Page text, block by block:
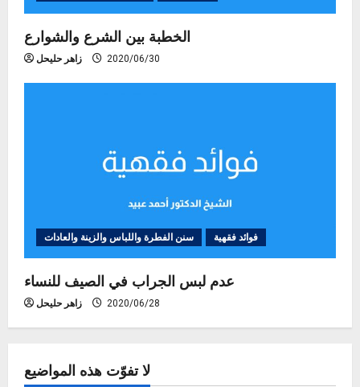
الخطبة بين الشرع والشوارع
زاهر حليحل 2020/06/30
سنن الفطرة واللباس والزينة والعادات فوائد فقهية
عدم لبس الجراب في الصيف للنساء
زاهر حليحل 2020/06/28
لا تفوّت هذه المواضيع